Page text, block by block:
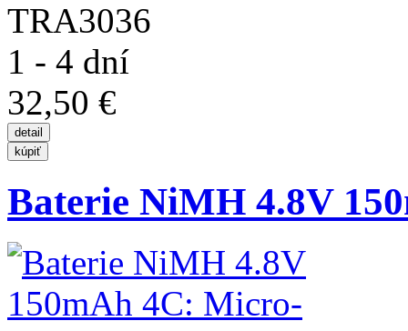
TRA3036
1 - 4 dní
32,50 €
Baterie NiMH 4.8V